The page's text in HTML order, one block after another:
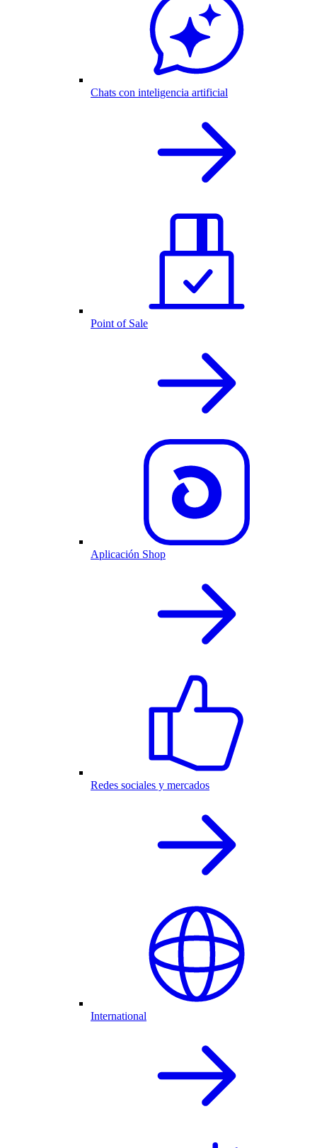
Chats con inteligencia artificial
Point of Sale
Aplicación Shop
Redes sociales y mercados
International